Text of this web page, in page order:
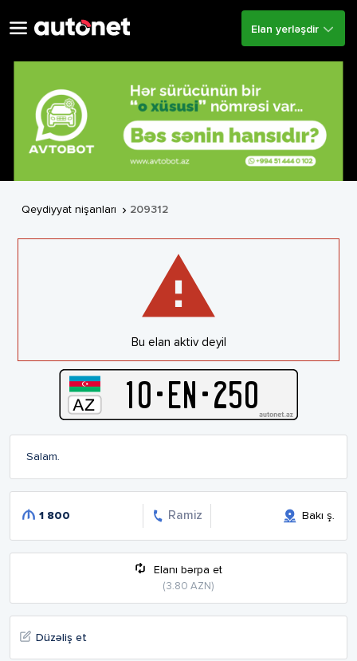
Elan yerləşdir
Qeydiyyat nişanları  209312
warning
Bu elan aktiv deyil
10-EN-250
Salam.
1 800 Ramiz Bakı ş.
Elanı bərpa et
(3.80 AZN)
Düzəliş et